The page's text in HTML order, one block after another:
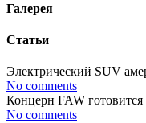
Галерея
Статьи
Электрический SUV
No comments
Концерн FAW
No comments